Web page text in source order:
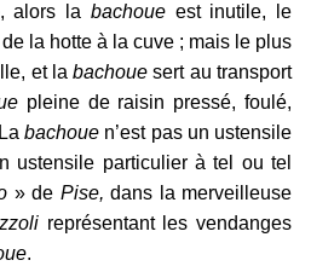
alors la bachoue est inutile, le
la hotte à la cuve ; mais le plus
et labachouesert au transport
pleine de raisin pressé, foulé,
bachoue n’est pas un ustensile
ustensile particulier à tel ou tel
» de Pise, dans la merveilleuse
représentant les vendanges
.